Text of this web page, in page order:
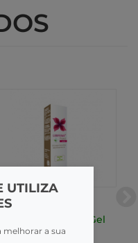
Íntima
Libifeme Prot Plus Gel
Int Dia200Ml
UTILIZA
melhorar a sua